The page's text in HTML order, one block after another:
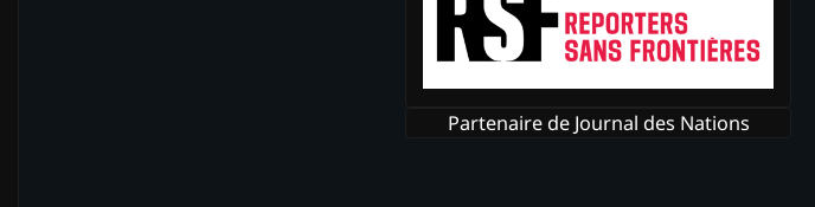
Partenaire de Journal des Nations